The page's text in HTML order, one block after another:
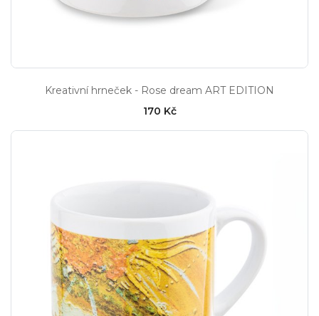
Kreativní hrneček - Rose dream ART EDITION
170 Kč